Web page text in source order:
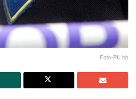
Foto-PU bb